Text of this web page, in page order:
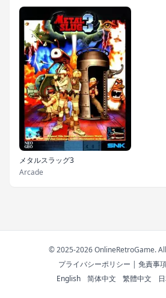
メタルスラッグ3
Arcade
© 2025-2026 OnlineRetroGame.
プライバシーポリシー | 免責事
English
简体中文 繁體中文